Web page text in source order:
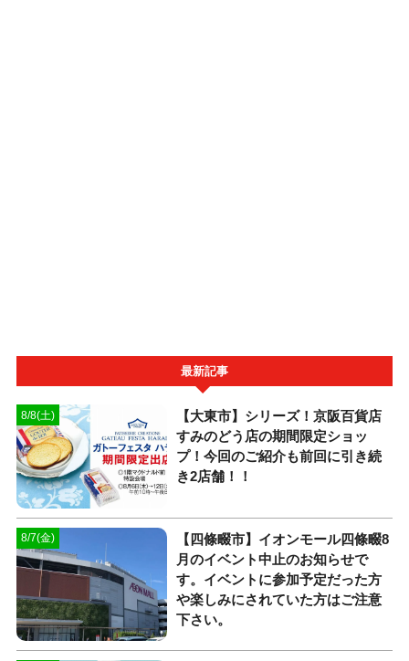
最新記事
8/8(土)
【大東市】シリーズ！京阪百貨店
すみのどう店の期間限定ショッ
プ！今回のご紹介も前回に引き続
き2店舗！！
8/7(金)
【四條畷市】イオンモール四條畷8
月のイベント中止のお知らせで
す。イベントに参加予定だった方
や楽しみにされていた方はご注意
下さい。